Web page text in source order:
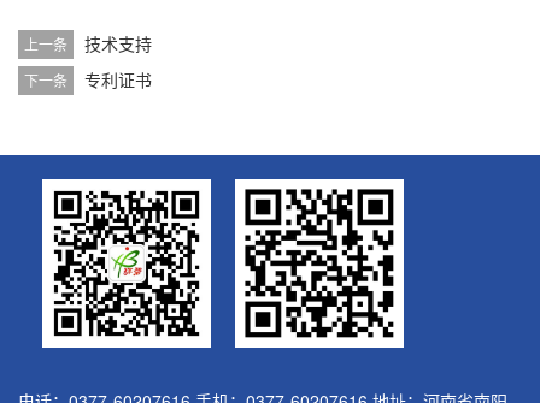
上一条 技术支持
下一条 专利证书